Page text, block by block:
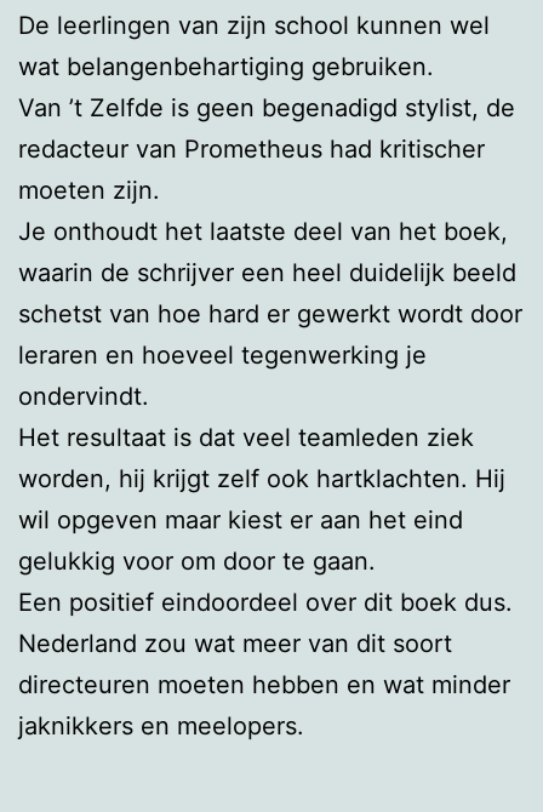
De leerlingen van zijn school kunnen wel
wat belangenbehartiging gebruiken.
Van ’t Zelfde is geen begenadigd stylist, de
redacteur van Prometheus had kritischer
moeten zijn.
Je onthoudt het laatste deel van het boek,
waarin de schrijver een heel duidelijk beeld
schetst van hoe hard er gewerkt wordt door
leraren en hoeveel tegenwerking je
ondervindt.
Het resultaat is dat veel teamleden ziek
worden, hij krijgt zelf ook hartklachten. Hij
wil opgeven maar kiest er aan het eind
gelukkig voor om door te gaan.
Een positief eindoordeel over dit boek dus.
Nederland zou wat meer van dit soort
directeuren moeten hebben en wat minder
jaknikkers en meelopers.